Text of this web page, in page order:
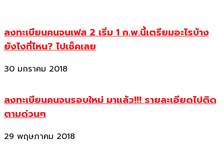
ลงทะเบียนคนจนเฟส 2 เริ่ม 1 ก.พ.นี้เตรียมอะไรบ้าง
ยังไงที่ไหน? ไปเช็คเลย
30 มกราคม 2018
ลงทะเบียนคนจนรอบใหม่ มาแล้ว!!! รายละเอียดไปติด
ตามด่วนๆ
29 พฤษภาคม 2018